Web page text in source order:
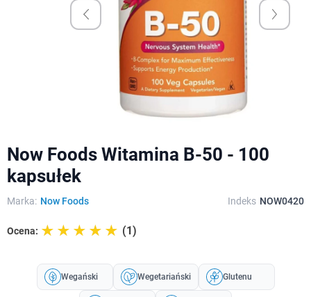
Now Foods Witamina B-50 - 100
kapsułek
Marka: Now Foods Indeks NOW0420
Ocena: ☆☆☆☆☆
★★★★★ (1)
Wegański Wegetariański Glutenu